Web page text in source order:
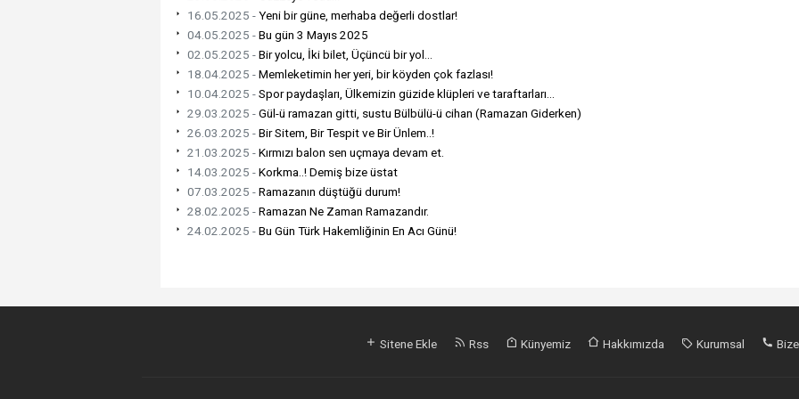
16.05.2025 -Yeni bir güne, merhaba değerli dostlar!
04.05.2025 -Bu gün 3 Mayıs 2025
02.05.2025 -Bir yolcu, İki bilet, Üçüncü bir yol...
18.04.2025 -Memleketimin her yeri, bir köyden çok fazlası!
10.04.2025 -Spor paydaşları, Ülkemizin güzide klüpleri ve taraftarları...
29.03.2025 -Gül-ü ramazan gitti, sustu Bülbülü-ü cihan (Ramazan Giderken)
26.03.2025 -Bir Sitem, Bir Tespit ve Bir Ünlem..!
21.03.2025 -Kırmızı balon sen uçmaya devam et.
14.03.2025 -Korkma..! Demiş bize üstat
07.03.2025 -Ramazanın düştüğü durum!
28.02.2025 -Ramazan Ne Zaman Ramazandır.
24.02.2025 -Bu Gün Türk Hakemliğinin En Acı Günü!
Sitene Ekle Rss Künyemiz Hakkımızda Kurumsal